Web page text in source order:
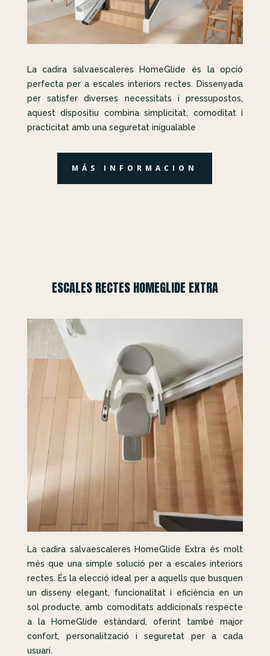
La cadira salvaescaleres HomeGlide és la opció
perfecta per a escales interiors rectes. Dissenyada
per satisfer diverses necessitats i pressupostos,
aquest dispositiu combina simplicitat, comoditat i
practicitat amb una seguretat inigualable
MÁS INFORMACION
ESCALES RECTES HOMEGLIDE EXTRA
La cadira salvaescaleres HomeGlide Extra és molt
més que una simple solució per a escales interiors
rectes. És la elecció ideal per a aquells que busquen
un disseny elegant, funcionalitat i eficiència en un
sol producte, amb comoditats addicionals respecte
a la HomeGlide estàndard, oferint també major
confort, personalització i seguretat per a cada
usuari.